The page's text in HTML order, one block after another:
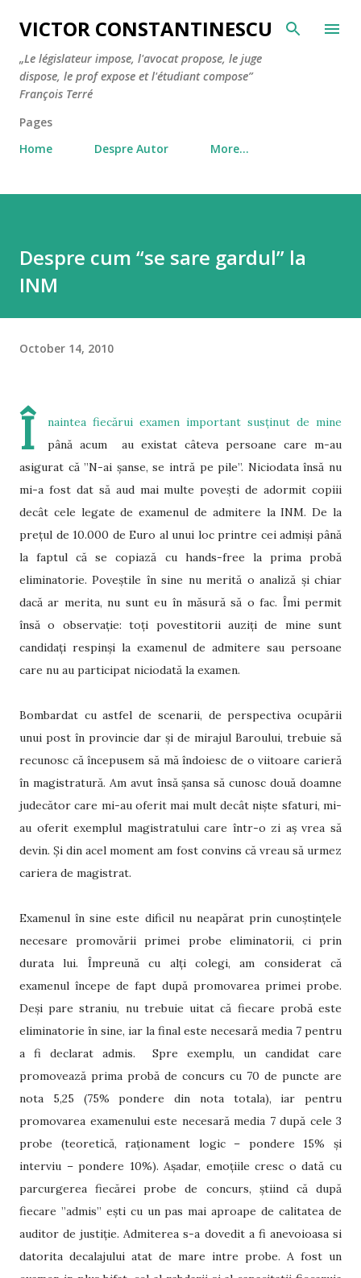
Skip to main content
VICTOR CONSTANTINESCU
„Le législateur impose, l'avocat propose, le juge
dispose, le prof expose et l'étudiant compose”
François Terré
Pages
Home
Despre Autor More…
Despre cum “se sare gardul” la
INM
October 14, 2010
Î
naintea fiecărui examen important susținut de mine
până acum au existat câteva persoane care m-au
asigurat că ”N-ai șanse, se intră pe pile”. Niciodata însă nu
mi-a fost dat să aud mai multe povești de adormit copiii
decât cele legate de examenul de admitere la INM. De la
prețul de 10.000 de Euro al unui loc printre cei admiși până
la faptul că se copiază cu hands-free la prima probă
eliminatorie. Poveștile în sine nu merită o analiză și chiar
dacă ar merita, nu sunt eu în măsură să o fac. Îmi permit
însă o observație: toți povestitorii auziți de mine sunt
candidați respinși la examenul de admitere sau persoane
care nu au participat niciodată la examen.
Bombardat cu astfel de scenarii, de perspectiva ocupării
unui post în provincie dar și de mirajul Baroului, trebuie să
recunosc că începusem să mă îndoiesc de o viitoare carieră
în magistratură. Am avut însă șansa să cunosc două doamne
judecător care mi-au oferit mai mult decât niște sfaturi, mi-
au oferit exemplul magistratului care într-o zi aș vrea să
devin. Și din acel moment am fost convins că vreau să urmez
cariera de magistrat.
Examenul în sine este dificil nu neapărat prin cunoștințele
necesare promovării primei probe eliminatorii, ci prin
durata lui. Împreună cu alți colegi, am considerat că
examenul începe de fapt după promovarea primei probe.
Deși pare straniu, nu trebuie uitat că fiecare probă este
eliminatorie în sine, iar la final este necesară media 7 pentru
a fi declarat admis. Spre exemplu, un candidat care
promovează prima probă de concurs cu 70 de puncte are
nota 5,25 (75% pondere din nota totala), iar pentru
promovarea examenului este necesară media 7 după cele 3
probe (teoretică, raționament logic – pondere 15% și
interviu – pondere 10%). Așadar, emoțiile cresc o dată cu
parcurgerea fiecărei probe de concurs, știind că după
fiecare ”admis” ești cu un pas mai aproape de calitatea de
auditor de justiție. Admiterea s-a dovedit a fi anevoioasa si
datorita decalajului atat de mare intre probe. A fost un